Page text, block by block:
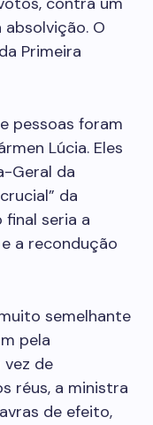
O
Primeira
pessoas foram
Lúcia. Eles
Geral da
da
seria a
a recondução
semelhante
pela
vez de
réus, a ministra
de efeito,